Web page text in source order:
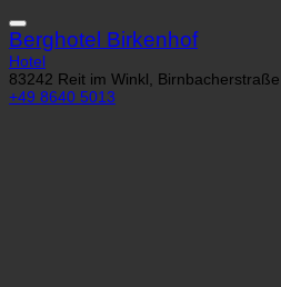
Berghotel Birkenhof
Hotel
83242 Reit im Winkl,
+49 8640 5013